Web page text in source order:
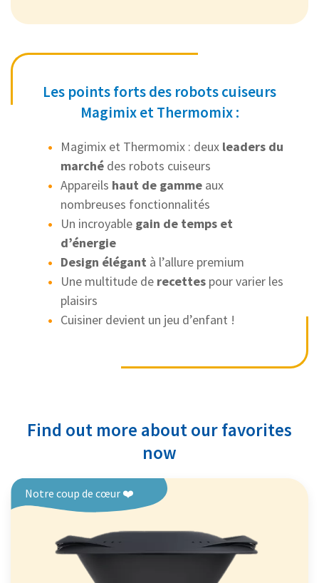
Les points forts des robots cuiseurs
Magimix et Thermomix :
Magimix et Thermomix : deux leaders du
marché des robots cuiseurs
Appareils haut de gamme aux
nombreuses fonctionnalités
Un incroyable gain de temps et
d’énergie
Design élégant à l’allure premium
Une multitude de recettes pour varier les
plaisirs
Cuisiner devient un jeu d’enfant !
Find out more about our favorites
now
Notre coup de cœur ❤️